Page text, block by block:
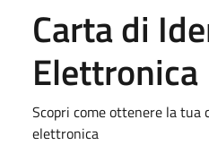
Carta di
Elettronica
Scopri come ottenere la tua
elettronica